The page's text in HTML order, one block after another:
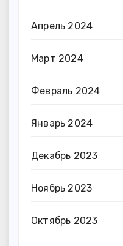
Апрель 2024
Март 2024
Февраль 2024
Январь 2024
Декабрь 2023
Ноябрь 2023
Октябрь 2023